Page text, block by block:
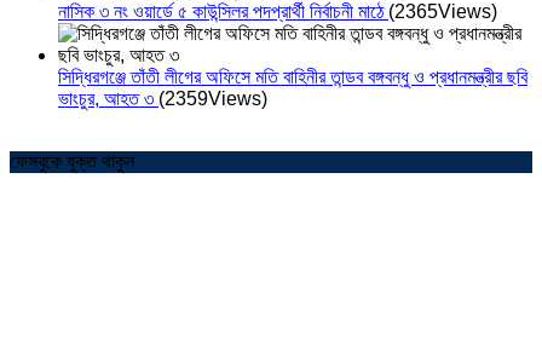
নাসিক ৩ নং ওয়ার্ডে ৫ কাউন্সিলর পদপ্রার্থী নির্বাচনী মাঠে (2365Views)
সিদ্ধিরগঞ্জে তাঁতী লীগের অফিসে মতি বাহিনীর তান্ডব বঙ্গবন্ধু ও প্রধানমন্ত্রীর ছবি
ভাংচুর, আহত ৩ (2359Views)
ফেসবুকে যুক্ত থাকুন